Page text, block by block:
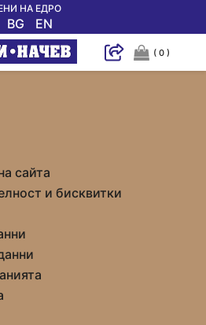
НА ЕДРО
BG EN
( 0 )
сайта
и бисквитки